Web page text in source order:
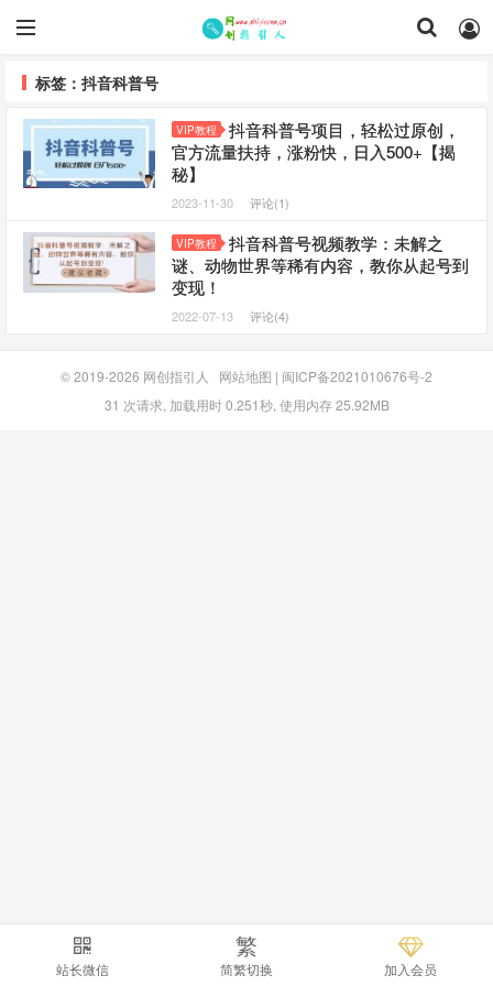
标签：抖音科普号
VIP教程
抖音科普号项目，轻松过原创，
官方流量扶持，涨粉快，日入500+【揭
秘】
2023-11-30 评论(1)
VIP教程
抖音科普号视频教学：未解之
谜、动物世界等稀有内容，教你从起号到
变现！
2022-07-13 评论(4)
© 2019-2026 网创指引人 网站地图 | 闽ICP备2021010676号-2
31 次请求, 加载用时 0.251秒, 使用内存 25.92MB
站长微信
繁
简繁切换 加入会员